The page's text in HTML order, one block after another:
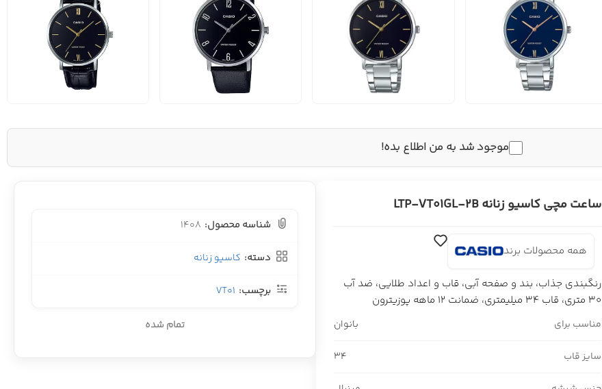
موجود شد به من اطلاع بده!
ساعت مچی کاسیو زنانه LTP-VT01GL-2B
همه محصولات برند
رنگبندی جذاب، بند و صفحه آبی، قاب و اعداد طلایی، ضد آب
30 متری، قاب 34 میلیمتری، ضمانت 12 ماهه پوزیترون
مناسب برای بانوان
سایز قاب 34
شناسه محصول: 1408
دسته: کاسیو زنانه
برچسب: VT01
تمام شده